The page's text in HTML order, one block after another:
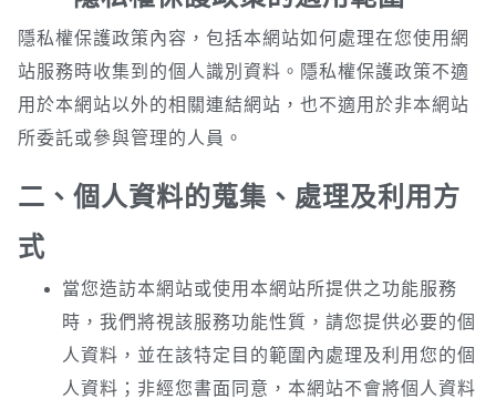
隱私權保護政策內容，包括本網站如何處理在您使用網
站服務時收集到的個人識別資料。隱私權保護政策不適
用於本網站以外的相關連結網站，也不適用於非本網站
所委託或參與管理的人員。
二、個人資料的蒐集、處理及利用方
式
當您造訪本網站或使用本網站所提供之功能服務
時，我們將視該服務功能性質，請您提供必要的個
人資料，並在該特定目的範圍內處理及利用您的個
人資料；非經您書面同意，本網站不會將個人資料